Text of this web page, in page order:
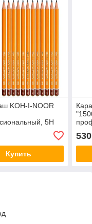
KOH-I-NOOR
5Н
Купить
530